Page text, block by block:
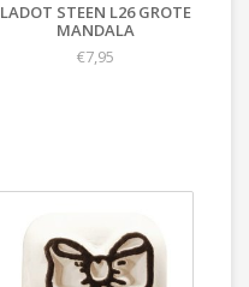
LADOT STEEN L26 GROTE
MANDALA
€7,95